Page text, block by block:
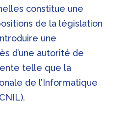
constitue une
de la législation
une
d’une autorité de
telle que la
de l’Informatique